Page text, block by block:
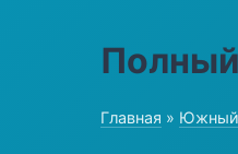
Главная » Южный